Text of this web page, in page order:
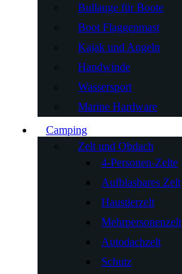
Bullauge für Boote
Boot Flaggenmast
Kajak und Angeln
Handwinde
Wassersport
Marine Hardware
Camping
Zelt und Obdach
4-Personen-Zelte
Aufblasbares Zelt
Haustierzelt
Mehrpersonenzelt
Autodachzelt
Schutz